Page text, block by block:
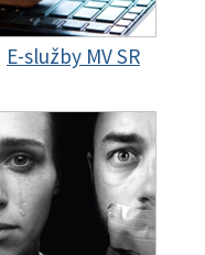
E-služby MV SR